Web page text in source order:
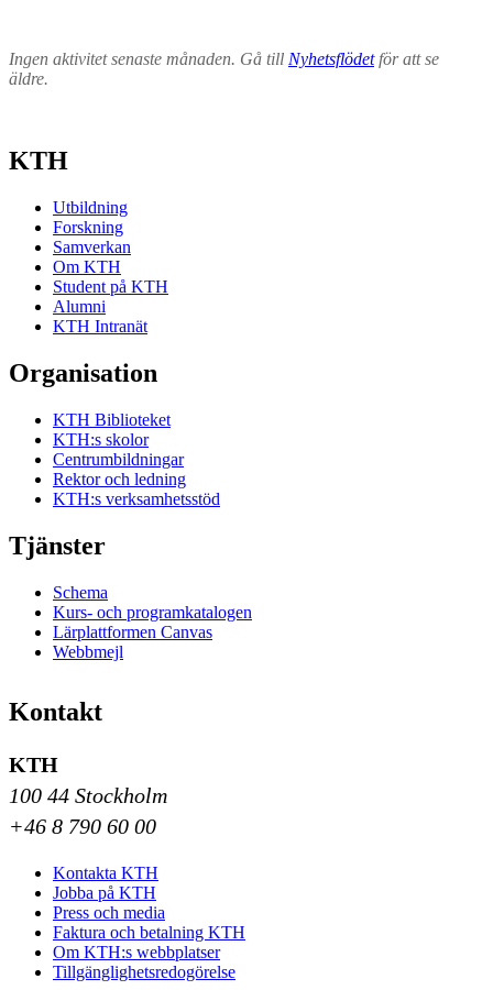
Ingen aktivitet senaste månaden. Gå till Nyhetsflödetför att se
äldre.
KTH
Utbildning
Forskning
Samverkan
Om KTH
Student på KTH
Alumni
KTH Intranät
Organisation
KTH Biblioteket
KTH:s skolor
Centrumbildningar
Rektor och ledning
KTH:s verksamhetsstöd
Tjänster
Schema
Kurs- och programkatalogen
Lärplattformen Canvas
Webbmejl
Kontakt
KTH
100 44 Stockholm
+46 8 790 60 00
Kontakta KTH
Jobba på KTH
Press och media
Faktura och betalning KTH
Om KTH:s webbplatser
Tillgänglighetsredogörelse